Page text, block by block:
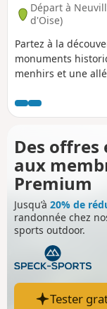
Départ à
d'Oise)
Partez à la
monuments
menhirs et une
Majeur et des
Des offres
aux
Premium
Jusqu’à 20% de
randonnée chez
sports outdoor.
Tester